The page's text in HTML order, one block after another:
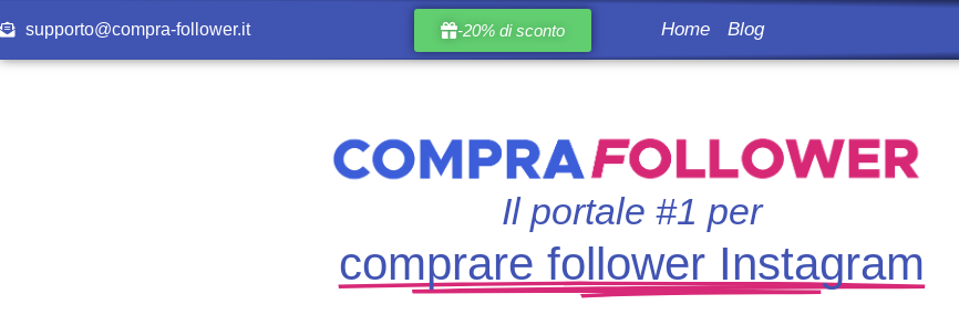
supporto@compra-follower.it -20% di sconto Home Blog
Il portale #1 per
comprare follower Instagram